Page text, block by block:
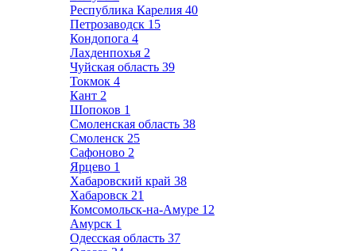
Республика Карелия 40
Петрозаводск 15
Кондопога 4
Лахденпохья 2
Чуйская область 39
Токмок 4
Кант 2
Шопоков 1
Смоленская область 38
Смоленск 25
Сафоново 2
Ярцево 1
Хабаровский край 38
Хабаровск 21
Комсомольск-на-Амуре 12
Амурск 1
Одесская область 37